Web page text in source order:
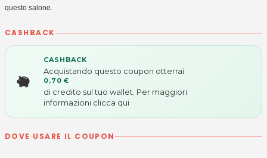
questo salone.
CASHBACK
CASHBACK
Acquistando questo coupon otterrai
0,70 €
di credito sul tuo wallet. Per maggiori
informazioni clicca qui
DOVE USARE IL COUPON